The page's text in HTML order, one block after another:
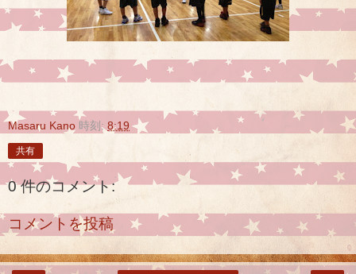
Masaru Kano 時刻: 8:19
共有
0 件のコメント:
コメントを投稿